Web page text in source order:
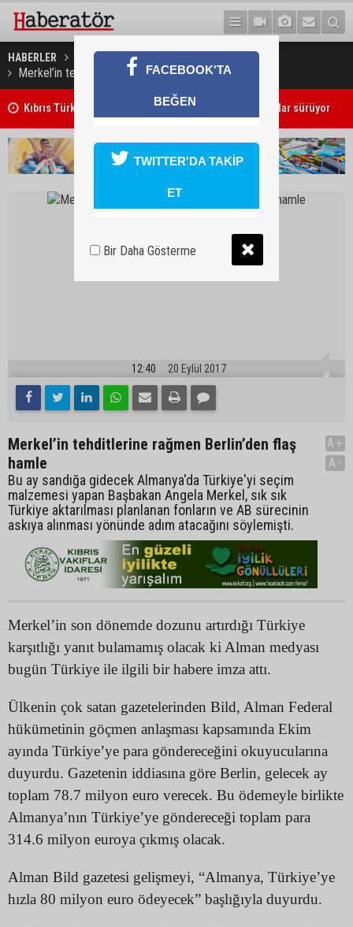
HABERLER DÜNYA
Merkel’in tehditlerine rağmen Berlin’den flaş hamle
Kıbrıs Türk Üniversite Öğrencileri Kongresi için kayıtlar sürüyor
12:40 20 Eylül 2017
Merkel’in tehditlerine rağmen Berlin’den flaş
hamle
Bu ay sandığa gidecek Almanya'da Türkiye'yi seçim
malzemesi yapan Başbakan Angela Merkel, sık sık
Türkiye aktarılması planlanan fonların ve AB sürecinin
askıya alınması yönünde adım atacağını söylemişti.
A+
A-
Merkel’in son dönemde dozunu artırdığı Türkiye
karşıtlığı yanıt bulamamış olacak ki Alman medyası
bugün Türkiye ile ilgili bir habere imza attı.
Ülkenin çok satan gazetelerinden Bild, Alman Federal
hükümetinin göçmen anlaşması kapsamında Ekim
ayında Türkiye’ye para göndereceğini okuyucularına
duyurdu. Gazetenin iddiasına göre Berlin, gelecek ay
toplam 78.7 milyon euro verecek. Bu ödemeyle birlikte
Almanya’nın Türkiye’ye göndereceği toplam para
314.6 milyon euroya çıkmış olacak.
Alman Bild gazetesi gelişmeyi, “Almanya, Türkiye’ye
hızla 80 milyon euro ödeyecek” başlığıyla duyurdu.
FACEBOOK'TA
BEĞEN
TWITTER'DA TAKİP
ET
Bir Daha Gösterme